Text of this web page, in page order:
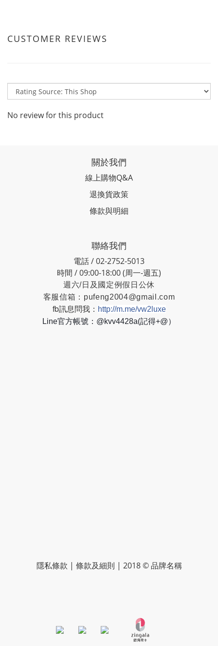
CUSTOMER REVIEWS
No review for this product
關於我們
線上購物Q&A
退換貨政策
條款與明細
聯絡我們
電話 / 02-2752-5013
時間 / 09:00-18:00 (周一-週五)
週六/日及國定例假日公休
客服信箱： pufeng2004@gmail.com
fb訊息問我： http://m.me/vw2luxe
Line官方帳號：@kvv4428a(記得+@）
隱私條款 | 條款及細則 | 2018 © 品牌名稱